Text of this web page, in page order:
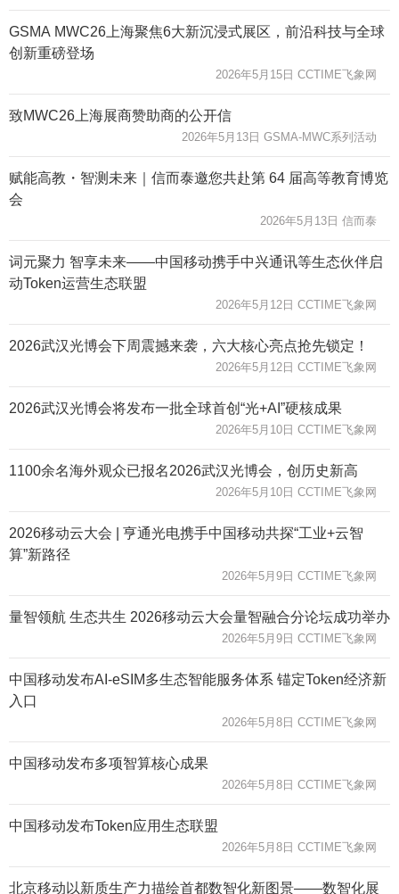
GSMA MWC26上海聚焦6大新沉浸式展区，前沿科技与全球
创新重磅登场
2026年5月15日 CCTIME飞象网
致MWC26上海展商赞助商的公开信
2026年5月13日 GSMA-MWC系列活动
赋能高教・智测未来｜信而泰邀您共赴第 64 届高等教育博览
会
2026年5月13日 信而泰
词元聚力 智享未来——中国移动携手中兴通讯等生态伙伴启
动Token运营生态联盟
2026年5月12日 CCTIME飞象网
2026武汉光博会下周震撼来袭，六大核心亮点抢先锁定！
2026年5月12日 CCTIME飞象网
2026武汉光博会将发布一批全球首创“光+AI”硬核成果
2026年5月10日 CCTIME飞象网
1100余名海外观众已报名2026武汉光博会，创历史新高
2026年5月10日 CCTIME飞象网
2026移动云大会 | 亨通光电携手中国移动共探“工业+云智
算”新路径
2026年5月9日 CCTIME飞象网
量智领航 生态共生 2026移动云大会量智融合分论坛成功举办
2026年5月9日 CCTIME飞象网
中国移动发布AI-eSIM多生态智能服务体系 锚定Token经济新
入口
2026年5月8日 CCTIME飞象网
中国移动发布多项智算核心成果
2026年5月8日 CCTIME飞象网
中国移动发布Token应用生态联盟
2026年5月8日 CCTIME飞象网
北京移动以新质生产力描绘首都数智化新图景——数智化展